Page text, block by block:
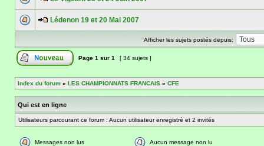
Lédenon 19 et 20 Mai 2007
Afficher les sujets postés depuis:
Page 1 sur 1 [ 34 sujets ]
Index du forum » LES CHAMPIONNATS FRANCAIS » CFE
Qui est en ligne
Utilisateurs parcourant ce forum : Aucun utilisateur enregistré et 2 invités
Messages non lus Aucun message non lu